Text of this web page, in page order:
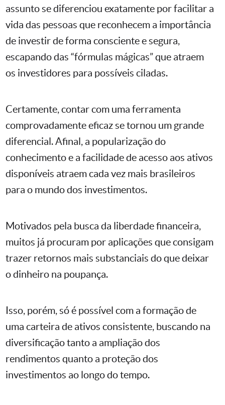
assunto se diferenciou exatamente por facilitar a
vida das pessoas que reconhecem a importância
de investir de forma consciente e segura,
escapando das “fórmulas mágicas” que atraem
os investidores para possíveis ciladas.
Certamente, contar com uma ferramenta
comprovadamente eficaz se tornou um grande
diferencial. Afinal, a popularização do
conhecimento e a facilidade de acesso aos ativos
disponíveis atraem cada vez mais brasileiros
para o mundo dos investimentos.
Motivados pela busca da liberdade financeira,
muitos já procuram por aplicações que consigam
trazer retornos mais substanciais do que deixar
o dinheiro na poupança.
Isso, porém, só é possível com a formação de
uma carteira de ativos consistente, buscando na
diversificação tanto a ampliação dos
rendimentos quanto a proteção dos
investimentos ao longo do tempo.